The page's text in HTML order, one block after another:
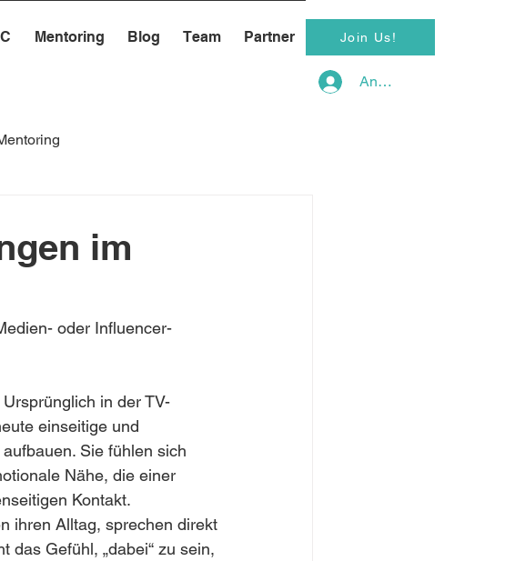
Mentoring Blog Team Partner Join Us!
Anmelden
im
oder Influencer-
in der TV-
einseitige und
Sie fühlen sich
Nähe, die einer
Kontakt.
ihren Alltag, sprechen direkt
das Gefühl, „dabei“ zu sein,